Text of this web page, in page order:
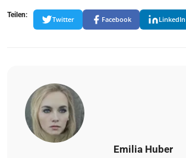
Teilen:
Twitter Facebook LinkedIn
Emilia Huber